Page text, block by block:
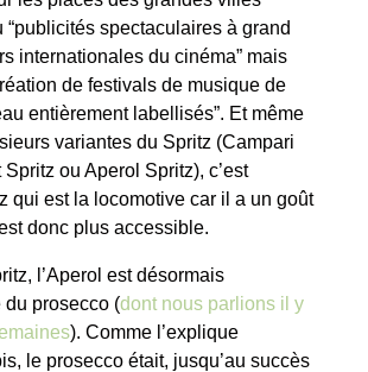
“publicités spectaculaires à grand
internationales du cinéma” mais
de festivals de musique de
entièrement labellisés”. Et même
variantes du Spritz (Campari
ou Aperol Spritz), c’est
qui est la locomotive car il a un goût
donc plus accessible.
l’Aperol est désormais
prosecco (dont nous parlions il y
). Comme l’explique
le prosecco était, jusqu’au succès